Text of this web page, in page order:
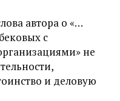
автора о «…
с
не
и деловую